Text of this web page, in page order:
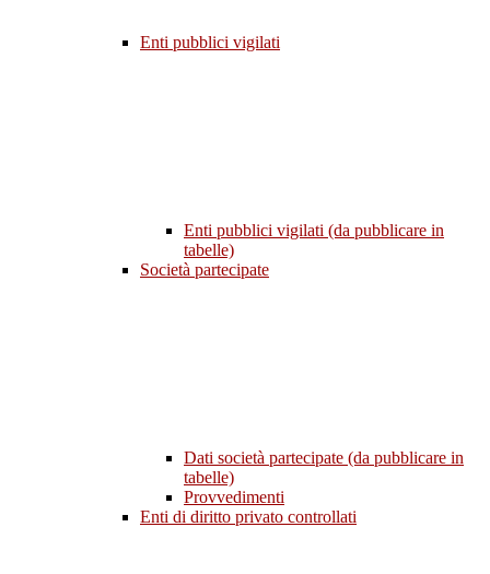
Enti pubblici vigilati
Enti pubblici vigilati (da pubblicare in
tabelle)
Società partecipate
Dati società partecipate (da pubblicare in
tabelle)
Provvedimenti
Enti di diritto privato controllati